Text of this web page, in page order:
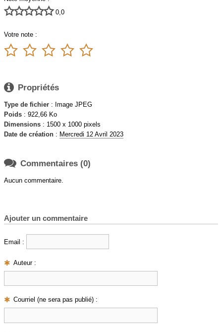
 0,0
Votre note :
    
 Propriétés
Type de fichier : Image JPEG
Poids : 922,66 Ko
Dimensions : 1500 x 1000 pixels
Date de création : Mercredi 12 Avril 2023
 Commentaires (0)
Aucun commentaire.
Ajouter un commentaire
Email :
Auteur :
Courriel (ne sera pas publié) :